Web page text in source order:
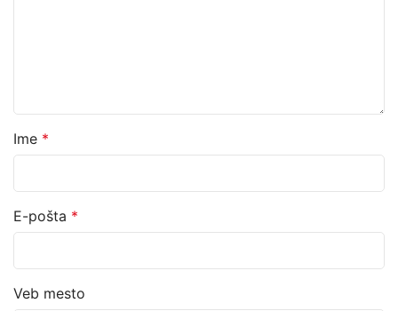
Ime *
E-pošta *
Veb mesto